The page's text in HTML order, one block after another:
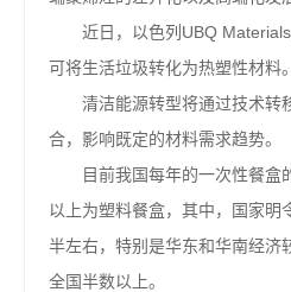
近日，以色列UBQ Materials
可将生活垃圾转化为热塑性材料。
清洁能源转型将通过技术转
合，影响既定的材料需求趋势。
目前我国每年的一次性餐盒
以上为塑料餐盒，其中，国家明
半左右，特别是华东和华南经济
全国半数以上。